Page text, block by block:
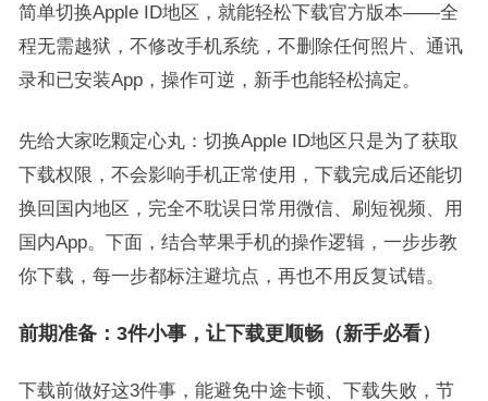
简单切换Apple ID地区，就能轻松下载官方版本——全
程无需越狱，不修改手机系统，不删除任何照片、通讯
录和已安装App，操作可逆，新手也能轻松搞定。
先给大家吃颗定心丸：切换Apple ID地区只是为了获取
下载权限，不会影响手机正常使用，下载完成后还能切
换回国内地区，完全不耽误日常用微信、刷短视频、用
国内App。下面，结合苹果手机的操作逻辑，一步步教
你下载，每一步都标注避坑点，再也不用反复试错。
前期准备：3件小事，让下载更顺畅（新手必看）
下载前做好这3件事，能避免中途卡顿、下载失败，节